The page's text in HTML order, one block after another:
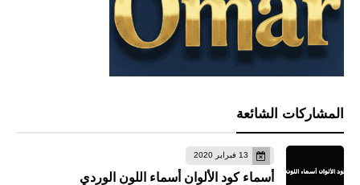
المشاركات الشائعة
13 فبراير 2020
أسماء كود الألوان أسماء اللون الوردي